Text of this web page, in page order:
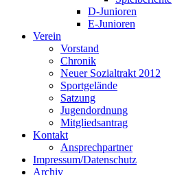
D-Junioren
E-Junioren
Verein
Vorstand
Chronik
Neuer Sozialtrakt 2012
Sportgelände
Satzung
Jugendordnung
Mitgliedsantrag
Kontakt
Ansprechpartner
Impressum/Datenschutz
Archiv